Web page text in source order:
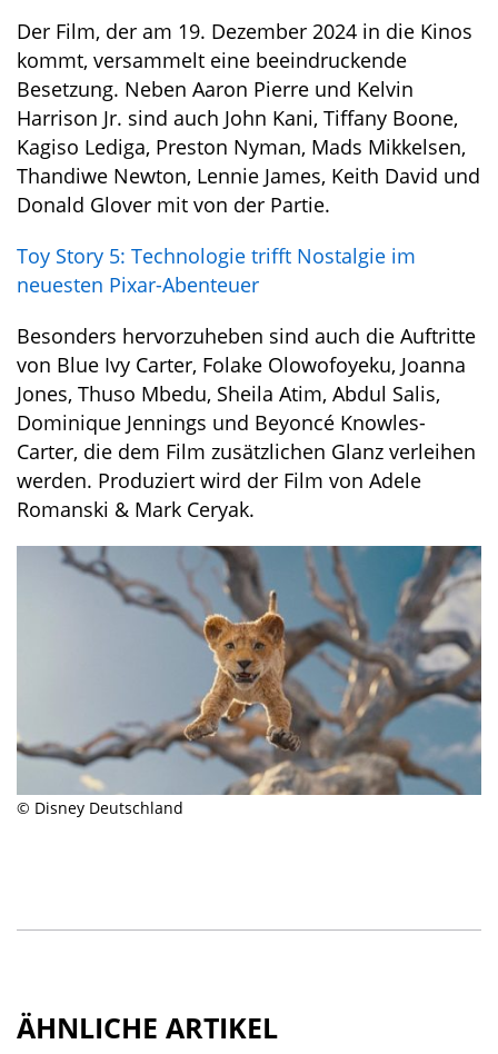
Der Film, der am 19. Dezember 2024 in die Kinos
kommt, versammelt eine beeindruckende
Besetzung. Neben Aaron Pierre und Kelvin
Harrison Jr. sind auch John Kani, Tiffany Boone,
Kagiso Lediga, Preston Nyman, Mads Mikkelsen,
Thandiwe Newton, Lennie James, Keith David und
Donald Glover mit von der Partie.
Toy Story 5: Technologie trifft Nostalgie im
neuesten Pixar-Abenteuer
Besonders hervorzuheben sind auch die Auftritte
von Blue Ivy Carter, Folake Olowofoyeku, Joanna
Jones, Thuso Mbedu, Sheila Atim, Abdul Salis,
Dominique Jennings und Beyoncé Knowles-
Carter, die dem Film zusätzlichen Glanz verleihen
werden. Produziert wird der Film von Adele
Romanski & Mark Ceryak.
© Disney Deutschland
ÄHNLICHE ARTIKEL